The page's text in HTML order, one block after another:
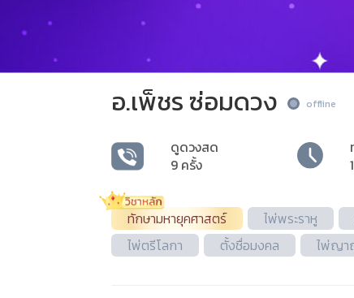
อ.เพ็ชร ซ่อมดวง offline
ดูดวงสด
9 ครั้ง
ทักษามหายุคศาสตร์ ไพ่พระราหู
ไพ่ตรีโลกา
ตั้งชื่อมงคล ไพ่ญ